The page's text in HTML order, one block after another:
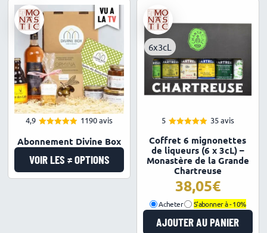
4,9
sur 5
1190 avis
Abonnement Divine Box
VOIR LES ≠ OPTIONS
6x3cL
5
sur 5
35 avis
Coffret 6 mignonettes
de liqueurs (6 x 3cL) –
Monastère de la Grande
Chartreuse
38,05
Acheter S'abonner à -10%
AJOUTER AU PANIER